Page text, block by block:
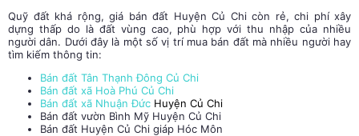
Quỹ đất khá rộng, giá bán đất Huyện Củ Chi còn rẻ, chi phí xây
dựng thấp do là đất vùng cao, phù hợp với thu nhập của nhiều
người dân. Dưới đây là một số vị trí mua bán đất mà nhiều người hay
tìm kiếm thông tin:
Bán đất Tân Thạnh Đông Củ Chi
Bán đất xã Hoà Phú Củ Chi
Bán đất xã Nhuận Đức Huyện Củ Chi
Bán đất vườn Bình Mỹ Huyện Củ Chi
Bán đất Huyện Củ Chi giáp Hóc Môn